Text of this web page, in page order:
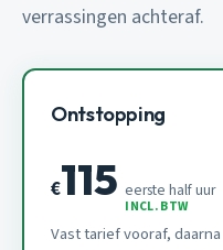
verrassingen achteraf.
Ontstopping
€115 eerste half uur
INCL. BTW
Vast tarief vooraf, daarna